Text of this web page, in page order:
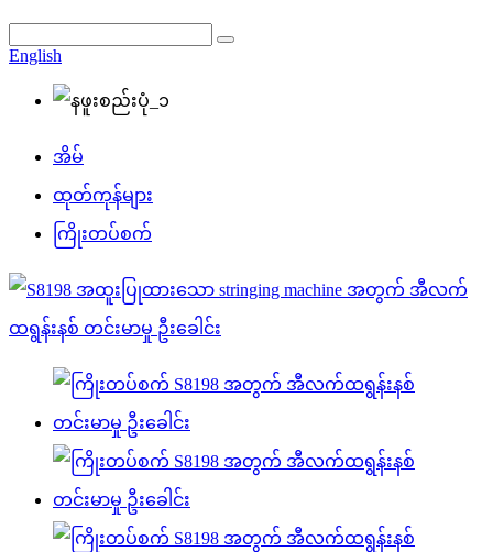
English
အိမ်
ထုတ်ကုန်များ
ကြိုးတပ်စက်